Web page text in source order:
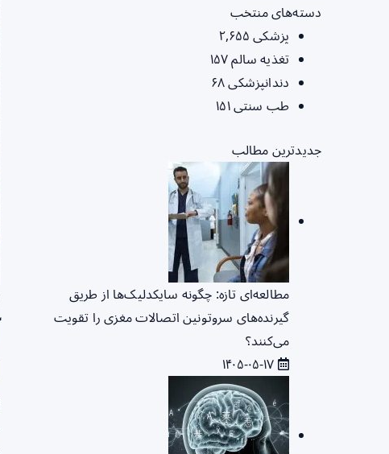
دسته‌های منتخب
پزشکی ۲,۶۵۵
تغذیه سالم۱۵۷
دندانپزشکی۶۸
طب سنتی۱۵۱
جدیدترین مطالب
مطالعه‌ای تازه: چگونه سایکدلیک‌ها از طریق
گیرنده‌های سروتونین اتصالات مغزی را تقویت
می‌کنند؟